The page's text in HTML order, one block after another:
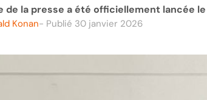
la presse a été officiellement lancée
Konan- Publié 30 janvier 2026